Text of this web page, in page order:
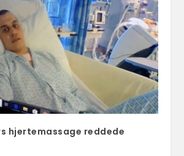
hjertemassage reddede